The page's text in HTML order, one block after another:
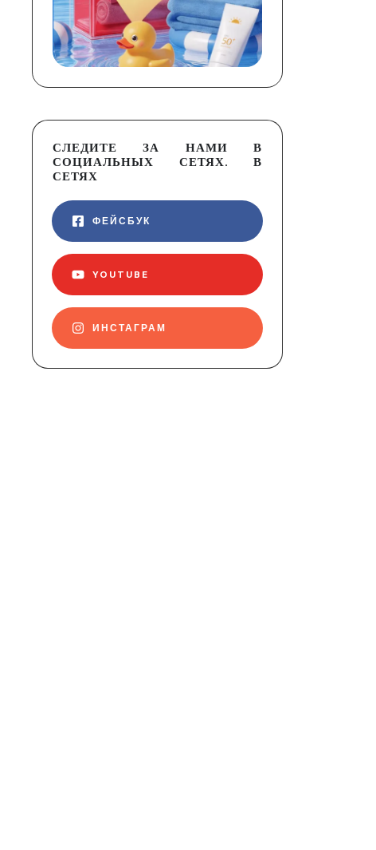
СЛЕДИТЕ ЗА НАМИ В
СОЦИАЛЬНЫХ СЕТЯХ. В
СЕТЯХ
ФЕЙСБУК
YOUTUBE
ИНСТАГРАМ